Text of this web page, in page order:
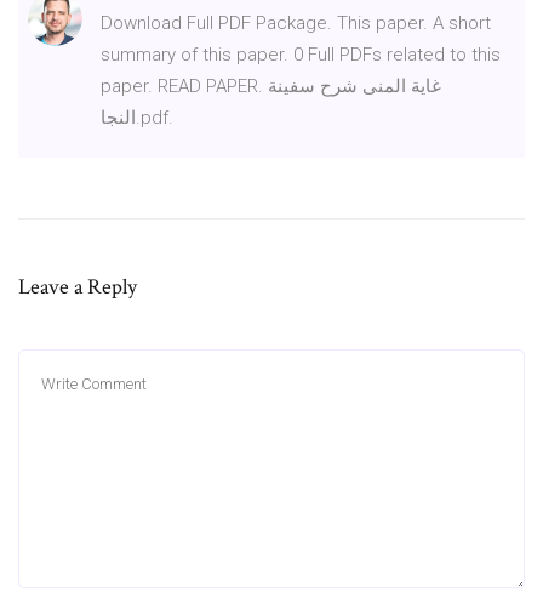
Download Full PDF Package. This paper. A short
summary of this paper. 0 Full PDFs related to this
paper. READ PAPER. غاية المنى شرح سفينة
النجا.pdf.
Leave a Reply